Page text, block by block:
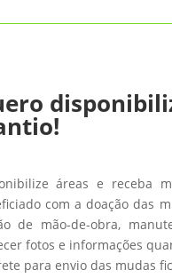
áreas e receba
com a doação das
de mão-de-obra,
fotos e informações
para envio das mudas